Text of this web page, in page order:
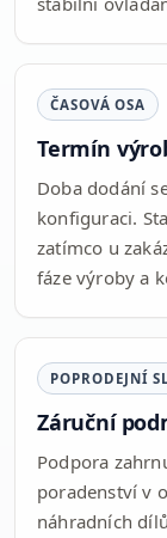
ČASOVÁ OSA
Termín
Doba dodání
konfiguraci.
zatímco u
fáze výroby a
POPRODEJNÍ
Záruční
Podpora
poradenství v
náhradních